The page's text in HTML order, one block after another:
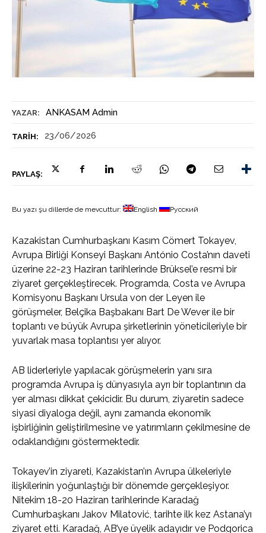
YAZAR: ANKASAM Admin
TARIH: 23/06/2026
PAYLAŞ:
Bu yazı şu dillerde de mevcuttur: English Русский
Kazakistan Cumhurbaşkanı Kasım Cömert Tokayev,
Avrupa Birliği Konseyi Başkanı António Costa’nın daveti
üzerine 22-23 Haziran tarihlerinde Brüksel’e resmi bir
ziyaret gerçekleştirecek. Programda, Costa ve Avrupa
Komisyonu Başkanı Ursula von der Leyen ile
görüşmeler, Belçika Başbakanı Bart De Wever ile bir
toplantı ve büyük Avrupa şirketlerinin yöneticileriyle bir
yuvarlak masa toplantısı yer alıyor.
AB liderleriyle yapılacak görüşmelerin yanı sıra
programda Avrupa iş dünyasıyla ayrı bir toplantının da
yer alması dikkat çekicidir. Bu durum, ziyaretin sadece
siyasi diyaloga değil, aynı zamanda ekonomik
işbirliğinin geliştirilmesine ve yatırımların çekilmesine de
odaklandığını göstermektedir.
Tokayev’in ziyareti, Kazakistan’ın Avrupa ülkeleriyle
ilişkilerinin yoğunlaştığı bir dönemde gerçekleşiyor.
Nitekim 18-20 Haziran tarihlerinde Karadağ
Cumhurbaşkanı Jakov Milatović, tarihte ilk kez Astana’yı
ziyaret etti. Karadağ, AB’ye üyelik adayıdır ve Podgorica